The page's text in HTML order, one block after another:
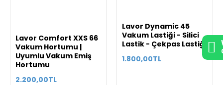
Lavor Comfort XXS 66
Vakum Hortumu |
Uyumlu Vakum Emiş
Hortumu
2.200,00TL
Lavor Dynamic 45
Vakum Lastiği - Silici
Lastik - Çekpas Lastiği
1.800,00TL